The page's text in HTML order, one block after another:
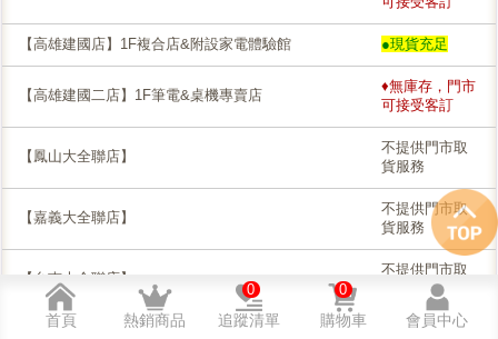
【高雄建國店】1F複合店&附設家電體驗館 ●現貨充足
【高雄建國二店】1F筆電&桌機專賣店
♦無庫存，門市
可接受客訂
【鳳山大全聯店】
不提供門市取
貨服務
【嘉義大全聯店】
不提供門市取
貨服務
【台南大全聯店】
不提供門市取
首頁 熱銷商品 追蹤清單
0
購物車
0
會員中心